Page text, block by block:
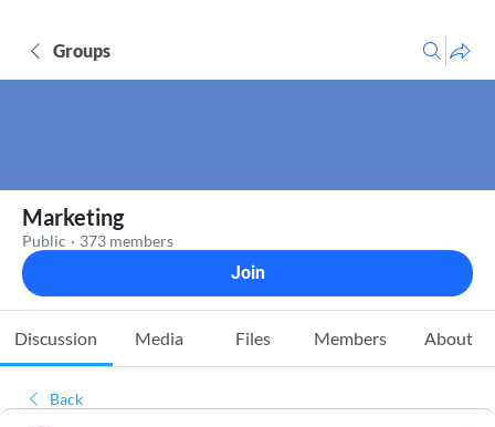
Groups
Marketing
Public · 373 members
Join
Discussion Media Files Members About
Back